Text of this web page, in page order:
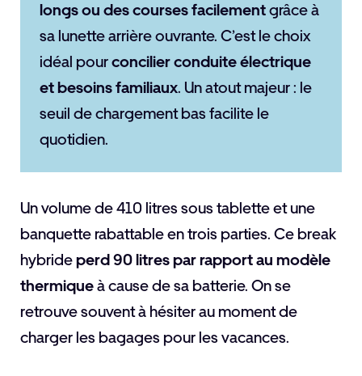
longs ou des courses facilementgrâce à
sa lunette arrière ouvrante. C’est le choix
idéal pourconcilier conduite électrique
et besoins familiaux. Un atout majeur : le
seuil de chargement bas facilite le
quotidien.
Un volume de 410 litres sous tablette et une
banquette rabattable en trois parties. Ce break
hybrideperd 90 litres par rapport au modèle
thermiqueà cause de sa batterie. On se
retrouve souvent à hésiter au moment de
charger les bagages pour les vacances.